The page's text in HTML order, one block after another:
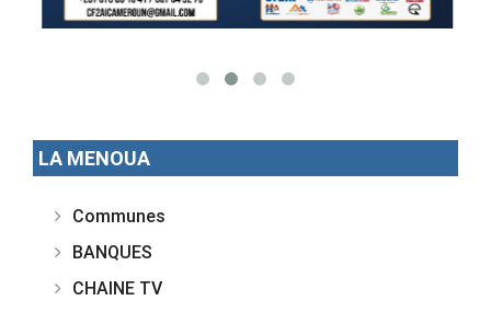
LA MENOUA
Communes
BANQUES
CHAINE TV